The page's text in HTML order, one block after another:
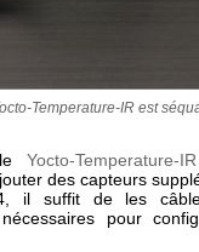
Temperature-IR est
Yocto-Temperature-IR
des capteurs
il suffit de les
pour